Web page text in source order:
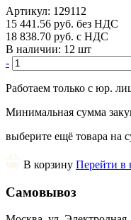
Артикул: 129112
15 441.56 руб. без НДС
18 838.70 руб. с НДС
В наличии: 12 шт
-
Работаем только с юр.
Минимальная сумма
выберите ещё товара на
В корзину Перейти в
Самовывоз